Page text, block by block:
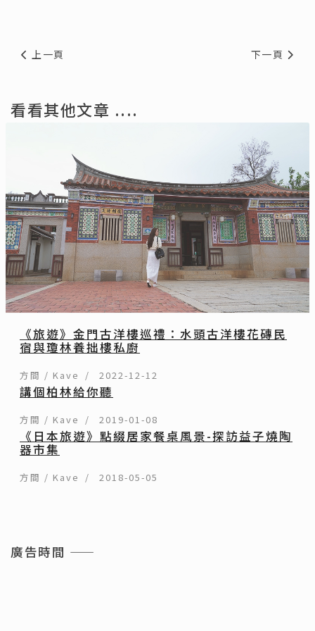
上一篇文章: 旅人最後的秘境，上帝的部落 - 司馬庫斯
上一頁 下一篇文章:
下一頁
看看其他文章 ....
《旅遊》金門古洋樓巡禮：水頭古洋樓花磚民
宿與瓊林養拙樓私廚
方間 / Kave 2022-12-12
講個柏林給你聽
方間 / Kave 2019-01-08
《日本旅遊》點綴居家餐桌風景-探訪益子燒陶
器市集
方間 / Kave 2018-05-05
廣告時間 ——